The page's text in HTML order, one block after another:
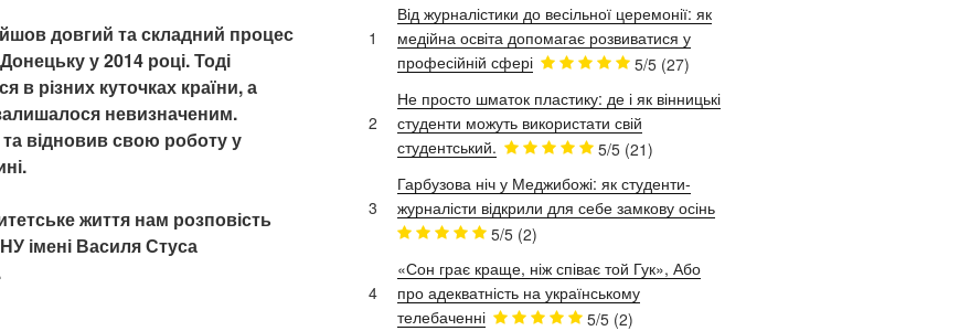
довгий та складний процес
у 2014 році. Тоді
в різних куточках країни, а
невизначеним.
відновив свою роботу у
.
життя нам розповість
імені Василя Стуса
1
Від журналістики до весільної церемонії: як
медійна освіта допомагає розвиватися у
професійній сфері
5/5 (27)
2
Не просто шматок пластику: де і як вінницькі
студенти можуть використати свій
студентський.
5/5 (21)
3
Гарбузова ніч у Меджибожі: як студенти-
журналісти відкрили для себе замкову осінь
5/5 (2)
4
«Сон грає краще, ніж співає той Гук», Або
про адекватність на українському
телебаченні
5/5 (2)